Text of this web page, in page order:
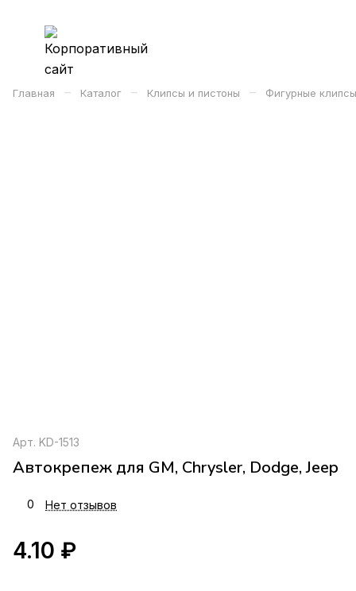
Главная – Каталог – Клипсы и пистоны – Фигурные
Арт. KD-1513
Автокрепеж для GM, Chrysler, Dodge, Jeep
0 Нет отзывов
4.10 ₽